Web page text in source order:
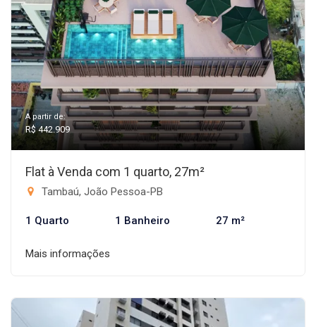
A partir de:
R$ 442.909
Flat à Venda com 1 quarto, 27m²
Tambaú, João Pessoa-PB
1 Quarto 1 Banheiro 27 m²
Mais informações